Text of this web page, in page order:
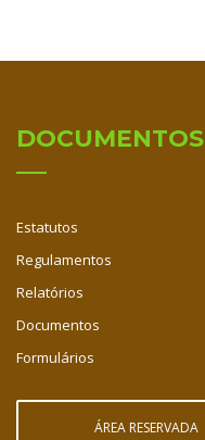
DOCUMENTOS
Estatutos
Regulamentos
Relatórios
Documentos
Formulários
ÁREA RESERVADA